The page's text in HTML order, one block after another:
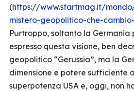
(https://www.startmag.it/
mistero-geopolitico-che-
Purtroppo, soltanto la Germania
espresso questa visione, ben
geopolitico “Gerussia”, ma la
dimensione e potere sufficiente
superpotenza USA e, oggi, non